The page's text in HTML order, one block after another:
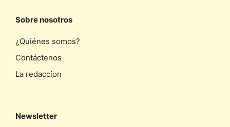
Sobre nosotros
¿Quiénes somos?
Contáctenos
La redaccíon
Newsletter